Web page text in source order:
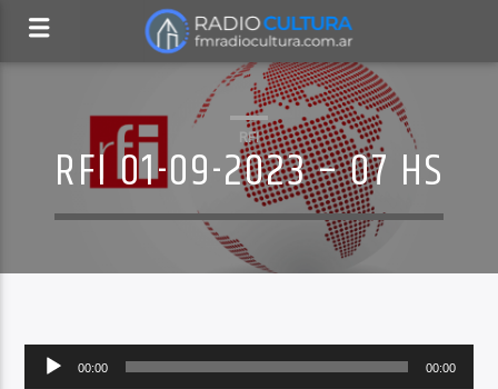
RFI
RFI 01-09-2023 – 07 HS
Reproductor
00:00 00:00